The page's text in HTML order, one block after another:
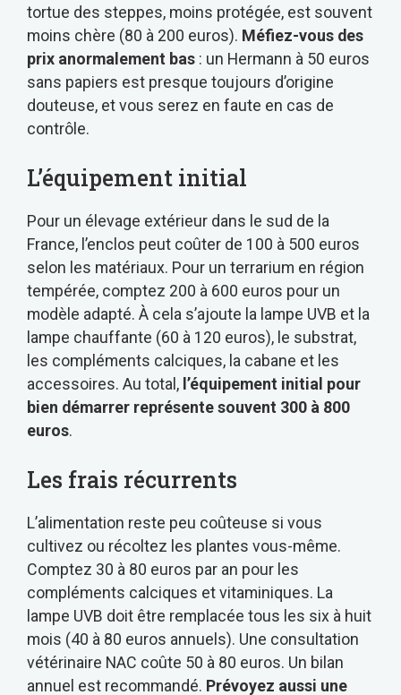
tortue des steppes, moins protégée, est souvent
moins chère (80 à 200 euros). Méfiez-vous des
prix anormalement bas : un Hermann à 50 euros
sans papiers est presque toujours d’origine
douteuse, et vous serez en faute en cas de
contrôle.
L’équipement initial
Pour un élevage extérieur dans le sud de la
France, l’enclos peut coûter de 100 à 500 euros
selon les matériaux. Pour un terrarium en région
tempérée, comptez 200 à 600 euros pour un
modèle adapté. À cela s’ajoute la lampe UVB et la
lampe chauffante (60 à 120 euros), le substrat,
les compléments calciques, la cabane et les
accessoires. Au total, l’équipement initial pour
bien démarrer représente souvent 300 à 800
euros.
Les frais récurrents
L’alimentation reste peu coûteuse si vous
cultivez ou récoltez les plantes vous-même.
Comptez 30 à 80 euros par an pour les
compléments calciques et vitaminiques. La
lampe UVB doit être remplacée tous les six à huit
mois (40 à 80 euros annuels). Une consultation
vétérinaire NAC coûte 50 à 80 euros. Un bilan
annuel est recommandé. Prévoyez aussi une